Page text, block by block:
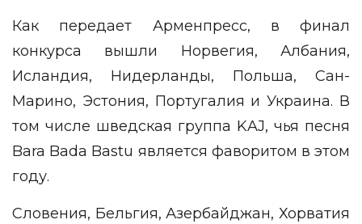
Как передает Арменпресс, в финал
конкурса вышли Норвегия, Албания,
Исландия, Нидерланды, Польша, Сан-
Марино, Эстония, Португалия и Украина. В
том числе шведская группа KAJ, чья песня
Bara Bada Bastu является фаворитом в этом
году.
Словения, Бельгия, Азербайджан, Хорватия